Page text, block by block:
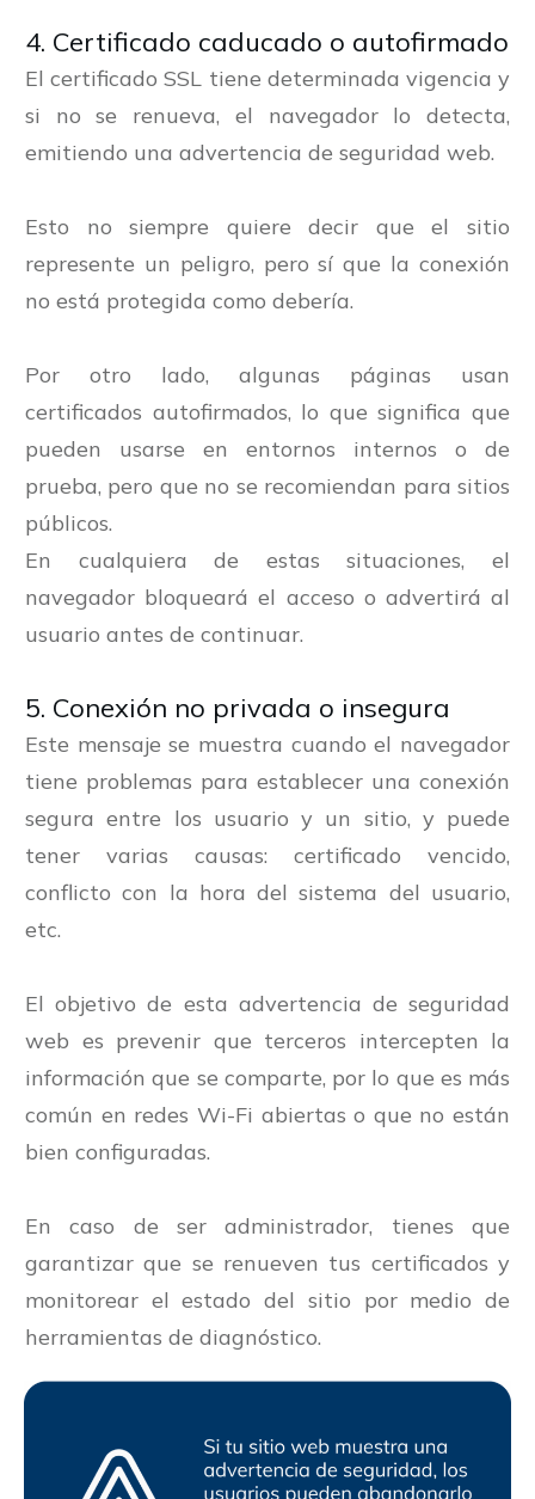
4. Certificado caducado o autofirmado
El certificado SSL tiene determinada vigencia y
si no se renueva, el navegador lo detecta,
emitiendo una advertencia de seguridad web.
Esto no siempre quiere decir que el sitio
represente un peligro, pero sí que la conexión
no está protegida como debería.
Por otro lado, algunas páginas usan
certificados autofirmados, lo que significa que
pueden usarse en entornos internos o de
prueba, pero que no se recomiendan para sitios
públicos.
En cualquiera de estas situaciones, el
navegador bloqueará el acceso o advertirá al
usuario antes de continuar.
5. Conexión no privada o insegura
Este mensaje se muestra cuando el navegador
tiene problemas para establecer una conexión
segura entre los usuario y un sitio, y puede
tener varias causas: certificado vencido,
conflicto con la hora del sistema del usuario,
etc.
El objetivo de esta advertencia de seguridad
web es prevenir que terceros intercepten la
información que se comparte, por lo que es más
común en redes Wi-Fi abiertas o que no están
bien configuradas.
En caso de ser administrador, tienes que
garantizar que se renueven tus certificados y
monitorear el estado del sitio por medio de
herramientas de diagnóstico.